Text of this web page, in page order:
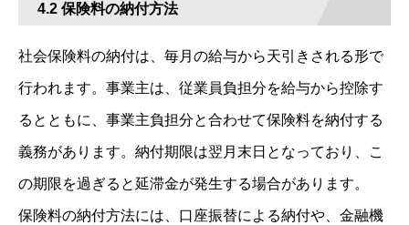
4.2 保険料の納付方法
社会保険料の納付は、毎月の給与から天引きされる形で
行われます。事業主は、従業員負担分を給与から控除す
るとともに、事業主負担分と合わせて保険料を納付する
義務があります。納付期限は翌月末日となっており、こ
の期限を過ぎると延滞金が発生する場合があります。
保険料の納付方法には、口座振替による納付や、金融機